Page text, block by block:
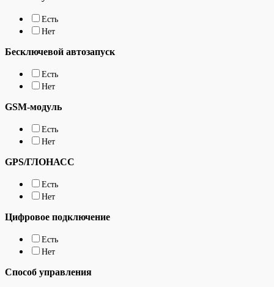
Есть
Нет
Бесключевой автозапуск
Есть
Нет
GSM-модуль
Есть
Нет
GPS/ГЛОНАСС
Есть
Нет
Цифровое подключение
Есть
Нет
Способ управления